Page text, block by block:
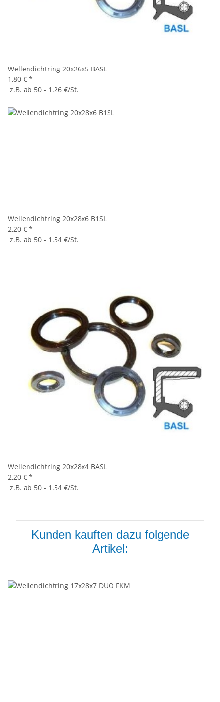
Wellendichtring 20x26x5 BASL
1,80 € *
z.B. ab 50 - 1.26 €/St.
Wellendichtring 20x28x6 B1SL
2,20 € *
z.B. ab 50 - 1.54 €/St.
Wellendichtring 20x28x4 BASL
2,20 € *
z.B. ab 50 - 1.54 €/St.
Kunden kauften dazu folgende
Artikel: